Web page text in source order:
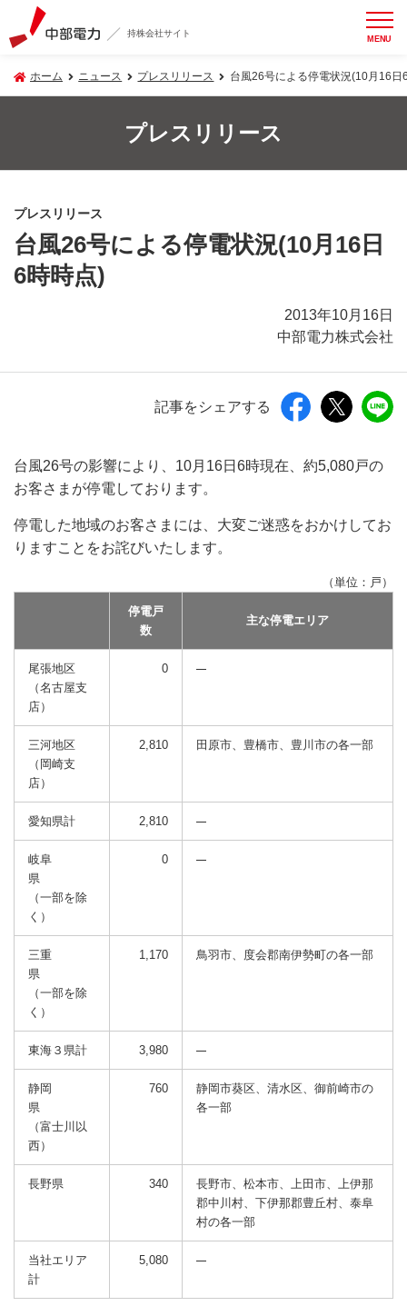
持株会社サイト MENU
ホーム ニュース プレスリリース 台風26号による停電状況(10月16日
プレスリリース
プレスリリース
台風26号による停電状況(10月16日
6時時点)
2013年10月16日
中部電力株式会社
記事をシェアする
台風26号の影響により、10月16日6時現在、約5,080戸の
お客さまが停電しております。
停電した地域のお客さまには、大変ご迷惑をおかけしてお
りますことをお詫びいたします。
（単位：戸）
停電戸
数
主な停電エリア
尾張地区
（名古屋支
店）
0
三河地区
（岡崎支
店）
2,810 田原市、豊橋市、豊川市の各一部
愛知県計 2,810
岐阜
県
（一部を除
く）
0
三重
県
（一部を除
く）
1,170 鳥羽市、度会郡南伊勢町の各一部
東海３県計 3,980
静岡
県
（富士川以
西）
760
静岡市葵区、清水区、御前崎市の
各一部
長野県 340
長野市、松本市、上田市、上伊那
郡中川村、下伊那郡豊丘村、泰阜
村の各一部
当社エリア
計
5,080